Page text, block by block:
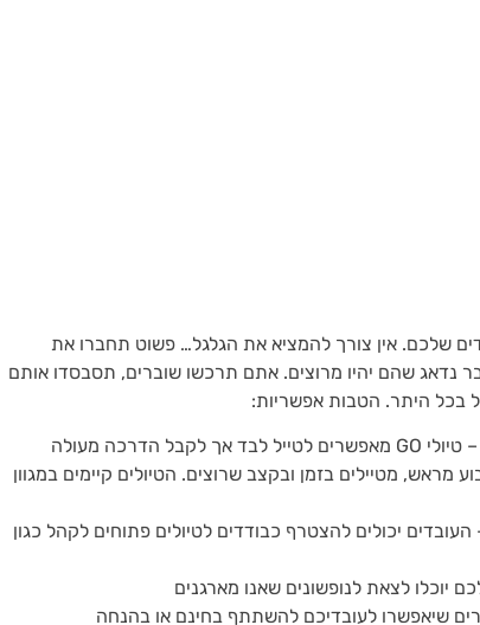
שלכם. אין צורך להמציא את הגלגל… פשוט תחברו את
נדאג שהם יהיו מרוצים. אתם תרכשו שוברים, תסבסדו אותם
בכל היתר. הטבות אפשריות:
– טיולי GO מאפשרים לטייל לבד אך לקבל הדרכה מעולה
מראש, מטיילים בזמן ובקצב שרוצים. הטיולים קיימים במגוון
העובדים יכולים להצטרף כבודדים לטיולים פתוחים לקהל כגון
יוכלו לצאת לנופשונים שאנו מארגנים
שיאפשרו לעובדיכם להשתתף בחינם או בהנחה